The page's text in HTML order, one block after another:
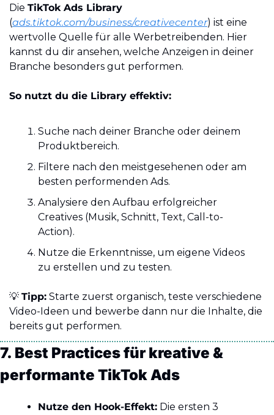
Die TikTok Ads Library
(ads.tiktok.com/business/creativecenter) ist eine
wertvolle Quelle für alle Werbetreibenden. Hier
kannst du dir ansehen, welche Anzeigen in deiner
Branche besonders gut performen.
So nutzt du die Library effektiv:
Suche nach deiner Branche oder deinem
Produktbereich.
Filtere nach den meistgesehenen oder am
besten performenden Ads.
Analysiere den Aufbau erfolgreicher
Creatives (Musik, Schnitt, Text, Call-to-
Action).
Nutze die Erkenntnisse, um eigene Videos
zu erstellen und zu testen.
💡 Tipp: Starte zuerst organisch, teste verschiedene
Video-Ideen und bewerbe dann nur die Inhalte, die
bereits gut performen.
7. Best Practices für kreative &
performante TikTok Ads
Nutze den Hook-Effekt: Die ersten 3